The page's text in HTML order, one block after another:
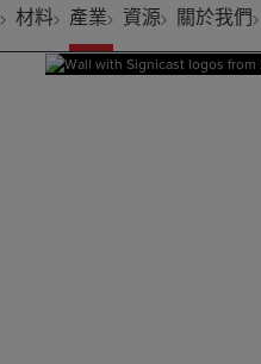
材料 產業 資源 關於我們